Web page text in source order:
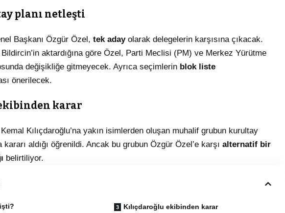
planı netleşti
Başkanı Özgür Özel, tek adayolarak delegelerin karşısına çıkacak.
Bildircin’in aktardığına göre Özel, Parti Meclisi (PM) ve Merkez Yürütme
değişikliğe gitmeyecek. Ayrıca seçimlerin blok liste
önerilecek.
karar
Kılıçdaroğlu’na yakın isimlerden oluşan muhalif grubun kurultay
kararı aldığı öğrenildi. Ancak bu grubun Özgür Özel’e karşı alternatif bir
belirtiliyor.
Kılıçdaroğlu ekibinden karar